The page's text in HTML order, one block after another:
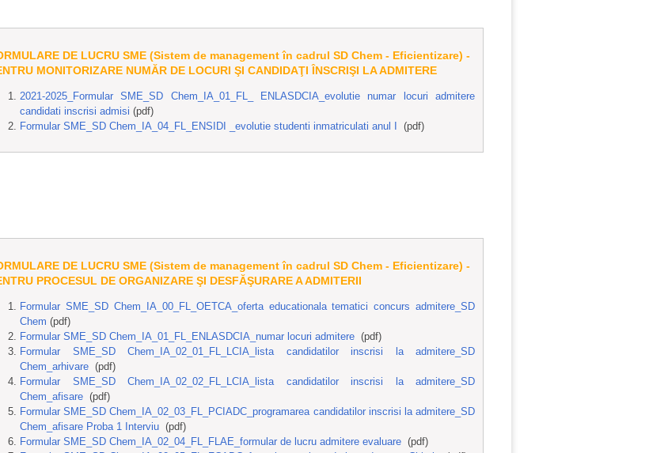
DE LUCRU SME (Sistem de management în cadrul SD Chem - Eficientizare) -
MONITORIZARE NUMĂR DE LOCURI ŞI CANDIDAŢI ÎNSCRIŞI LA ADMITERE
2021-2025_Formular SME_SD Chem_IA_01_FL_ ENLASDCIA_evolutie numar locuri admitere
candidati inscrisi admisi (pdf)
Formular SME_SD Chem_IA_04_FL_ENSIDI _evolutie studenti inmatriculati anul I (pdf)
DE LUCRU SME (Sistem de management în cadrul SD Chem - Eficientizare) -
PROCESUL DE ORGANIZARE ŞI DESFĂŞURARE A ADMITERII
Formular SME_SD Chem_IA_00_FL_OETCA_oferta educationala tematici concurs admitere_SD
Chem (pdf)
Formular SME_SD Chem_IA_01_FL_ENLASDCIA_numar locuri admitere (pdf)
Formular SME_SD Chem_IA_02_01_FL_LCIA_lista candidatilor inscrisi la admitere_SD
Chem_arhivare (pdf)
Formular SME_SD Chem_IA_02_02_FL_LCIA_lista candidatilor inscrisi la admitere_SD
Chem_afisare (pdf)
Formular SME_SD Chem_IA_02_03_FL_PCIADC_programarea candidatilor inscrisi la admitere_SD
Chem_afisare Proba 1 Interviu (pdf)
Formular SME_SD Chem_IA_02_04_FL_FLAE_formular de lucru admitere evaluare (pdf)